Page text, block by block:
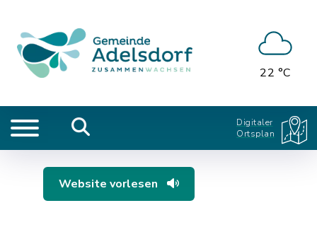
22 °C
Digitaler
Ortsplan
Website vorlesen